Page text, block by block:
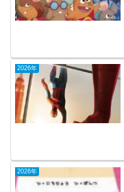
2026年
2026年